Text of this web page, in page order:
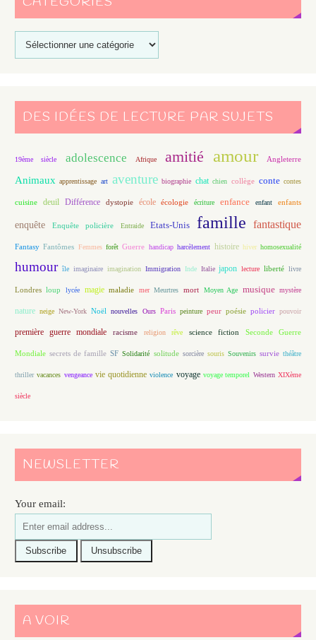
DES IDÉES DE LECTURE PAR SUJETS
19ème siècle adolescence Afrique amitié amour Angleterre
Animaux apprentissage art aventure biographie chat chien collège conte contes
cuisine deuil Différence dystopie école écologie écriture enfance enfant enfants
enquête Enquête policière Entraide Etats-Unis famille fantastique
Fantasy Fantômes Femmes forêt Guerre handicap harcèlement histoire hiver homosexualité
humour île imaginaire imagination Immigration Inde Italie japon lecture liberté livre
Londres loup lycée magie maladie mer Meurtres mort Moyen Age musique mystère
nature neige New-York Noël nouvelles Ours Paris peinture peur poésie policier pouvoir
première guerre mondiale racisme religion rêve science fiction Seconde Guerre
Mondiale secrets de famille SF Solidarité solitude sorcière souris Souvenirs survie théâtre
thriller vacances vengeance vie quotidienne violence voyage voyage temporel Western XIXème
siècle
NEWSLETTER
Your email:
A VOIR